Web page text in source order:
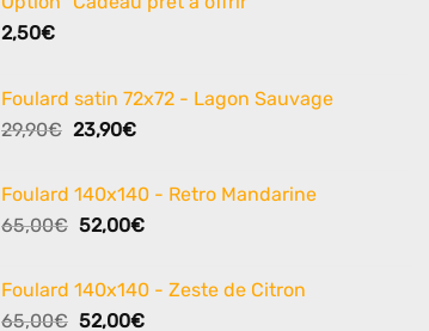
2,50€
Foulard satin 72x72 - Lagon Sauvage
29,90€ Le
était :
29,90€.
23,90€Le
est :
23,90€.
Foulard 140x140 - Retro Mandarine
65,00€ Le
était :
65,00€.
52,00€Le
est :
52,00€.
Foulard 140x140 - Zeste de Citron
65,00€ Le
52,00€Le